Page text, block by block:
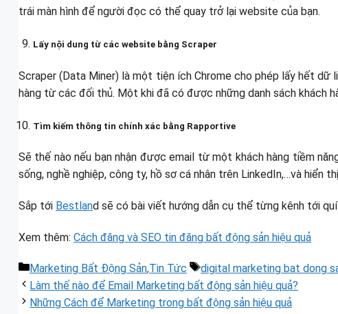
trái màn hình để người đọc có thể quay trở lại website của bạn.
Lấy nội dung từ các website bằng Scraper
Scraper (Data Miner) là một tiện ích Chrome cho phép lấy hết
hàng từ các đối thủ. Một khi đã có được những danh sách khách
Tìm kiếm thông tin chính xác bằng Rapportive
Sẽ thế nào nếu bạn nhận được email từ một khách hàng tiềm
sống, nghề nghiệp, công ty, hồ sơ cá nhân trên LinkedIn,…và hiển
Sắp tới Bestland sẽ có bài viết hướng dẫn cụ thể từng kênh tới
Xem thêm: Cách đăng và SEO tin đăng bất động sản hiệu quả
Danh
mục
Marketing Bất Động Sản,Tin Tức Thẻ
digital marketing bat dong
Làm thế nào để Email Marketing bất động sản hiệu quả?
Những Cách để Marketing trong bất động sản hiệu quả